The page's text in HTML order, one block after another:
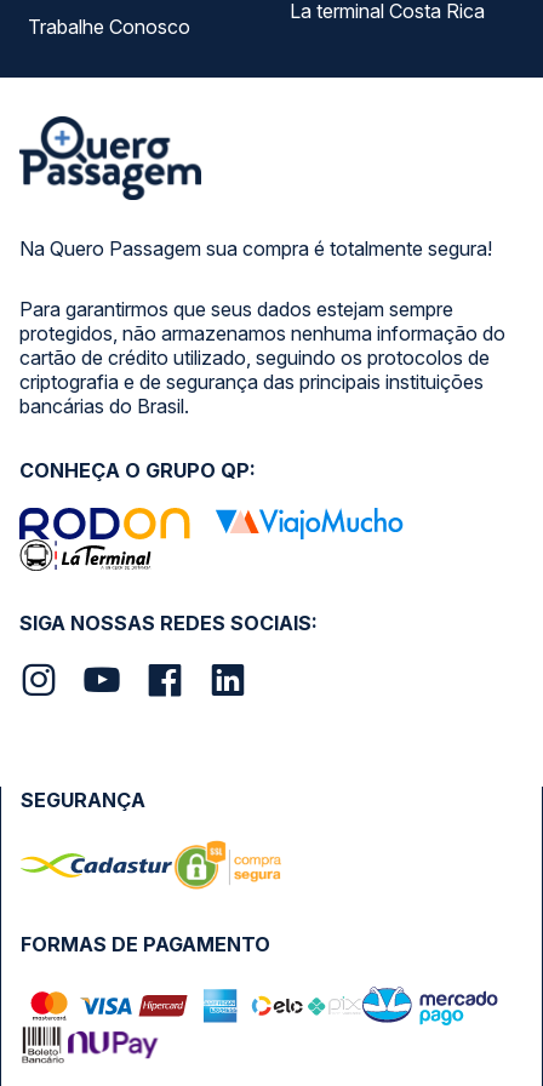
Na Quero Passagem sua compra é totalmente segura!
Para garantirmos que seus dados estejam sempre
protegidos, não armazenamos nenhuma informação do
cartão de crédito utilizado, seguindo os protocolos de
criptografia e de segurança das principais instituições
bancárias do Brasil.
Trabalhe Conosco
La terminal Costa Rica
SIGA NOSSAS REDES SOCIAIS:
CONHEÇA O GRUPO QP:
FORMAS DE PAGAMENTO
SEGURANÇA